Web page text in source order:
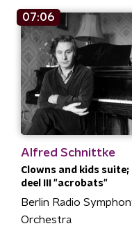
07:06
Alfred Schnittke
Clowns and kids suite;
deel III "acrobats"
Berlin Radio
Orchestra